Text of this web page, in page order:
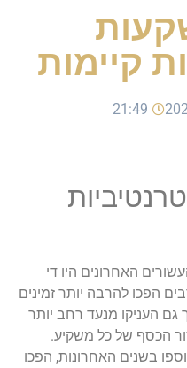
קיימות
21:49
האחרונים היו די
הפכו להרבה יותר זמינים
גם העניקו מנעד רחב יותר
הכסף של כל משקיע.
בשנים האחרונות, הפכו